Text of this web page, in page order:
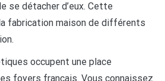
se détacher d’eux. Cette
fabrication maison de différents
occupent une place
foyers français. Vous connaissez